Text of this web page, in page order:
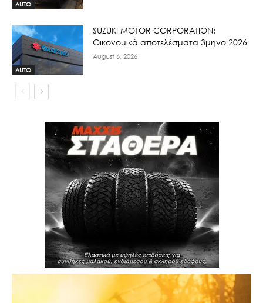
AUTO
AUTO
SUZUKI MOTOR CORPORATION:
Οικονομικά αποτελέσματα 3μηνο 2026
August 6, 2026